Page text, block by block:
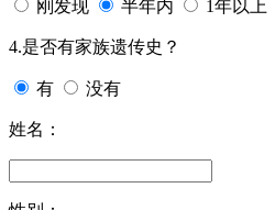
刚发现 半年内 1年以上
4.是否有家族遗传史？
有 没有
姓名：